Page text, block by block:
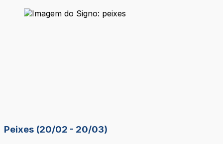
Peixes (20/02 - 20/03)